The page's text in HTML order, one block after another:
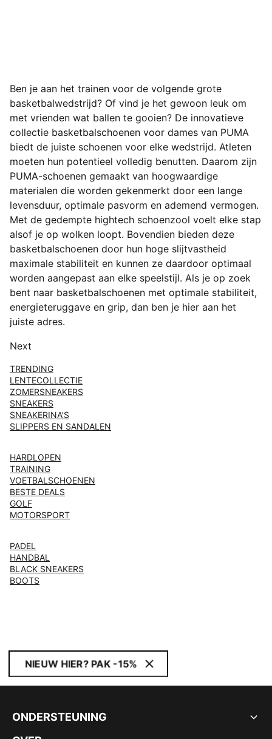
Ben je aan het trainen voor de volgende grote
basketbalwedstrijd? Of vind je het gewoon leuk om
met vrienden wat ballen te gooien? De innovatieve
collectie basketbalschoenen voor dames van PUMA
biedt de juiste schoenen voor elke wedstrijd. Atleten
moeten hun potentieel volledig benutten. Daarom zijn
PUMA-schoenen gemaakt van hoogwaardige
materialen die worden gekenmerkt door een lange
levensduur, optimale pasvorm en ademend vermogen.
Met de gedempte hightech schoenzool voelt elke stap
alsof je op wolken loopt. Bovendien bieden deze
basketbalschoenen door hun hoge slijtvastheid
maximale stabiliteit en kunnen ze daardoor optimaal
worden aangepast aan elke speelstijl. Als je op zoek
bent naar basketbalschoenen met optimale stabiliteit,
energieteruggave en grip, dan ben je hier aan het
juiste adres.
Next
TRENDING
LENTECOLLECTIE
ZOMERSNEAKERS
SNEAKERS
SNEAKERINA'S
SLIPPERS EN SANDALEN
HARDLOPEN
TRAINING
VOETBALSCHOENEN
BESTE DEALS
GOLF
MOTORSPORT
PADEL
HANDBAL
BLACK SNEAKERS
BOOTS
NIEUW HIER? PAK -15%
ONDERSTEUNING